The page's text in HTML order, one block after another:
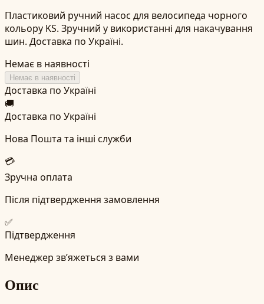
Пластиковий ручний насос для велосипеда чорного
кольору KS. Зручний у використанні для накачування
шин. Доставка по Україні.
Немає в наявності
Немає в наявності
Доставка по Україні
🚚
Доставка по Україні
Нова Пошта та інші служби
💳
Зручна оплата
Після підтвердження замовлення
✅
Підтвердження
Менеджер зв’яжеться з вами
Опис